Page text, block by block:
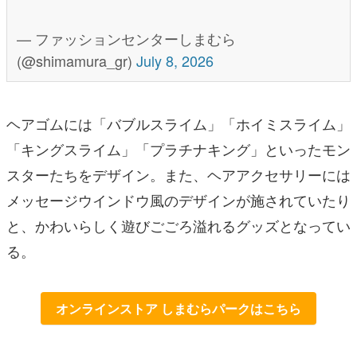
— ファッションセンターしまむら
(@shimamura_gr) July 8, 2026
ヘアゴムには「バブルスライム」「ホイミスライム」
「キングスライム」「プラチナキング」といったモン
スターたちをデザイン。また、ヘアアクセサリーには
メッセージウインドウ風のデザインが施されていたり
と、かわいらしく遊びごごろ溢れるグッズとなってい
る。
オンラインストア しまむらパークはこちら